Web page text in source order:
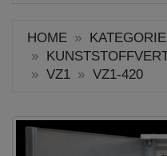
HOME
VZ1
VZ1-420